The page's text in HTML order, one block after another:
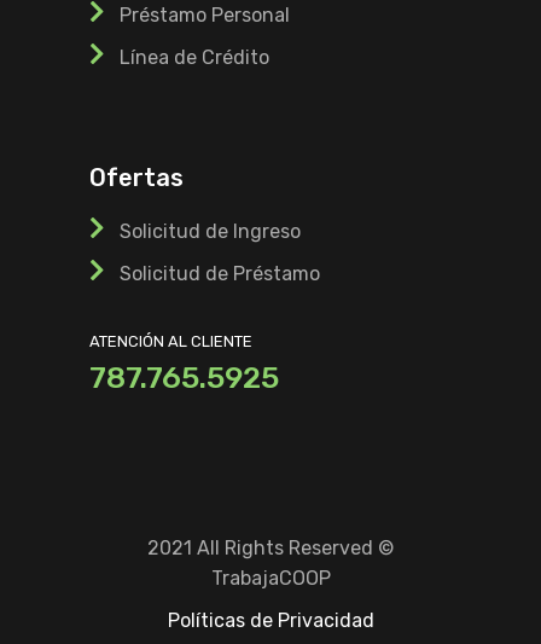
Préstamo Personal
Línea de Crédito
Ofertas
Solicitud de Ingreso
Solicitud de Préstamo
ATENCIÓN AL CLIENTE
787.765.5925
2021 All Rights Reserved ©
TrabajaCOOP
Políticas de Privacidad